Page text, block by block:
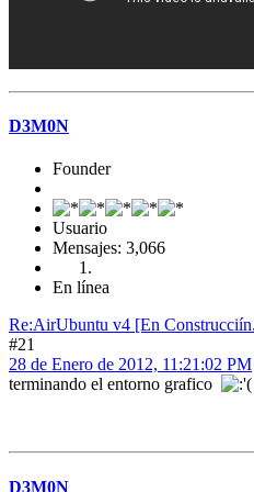
D3M0N
Founder
Usuario
Mensajes: 3,066
En línea
Re:AirUbuntu v4 [En
#21
28 de Enero de 2012, 11:21:02 PM
terminando el entorno grafico
D3M0N